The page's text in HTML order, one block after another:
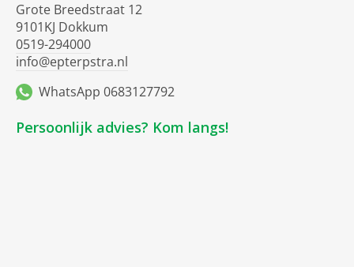
Grote Breedstraat 12
9101KJ Dokkum
0519-294000
info@epterpstra.nl
WhatsApp 0683127792
Persoonlijk advies? Kom langs!